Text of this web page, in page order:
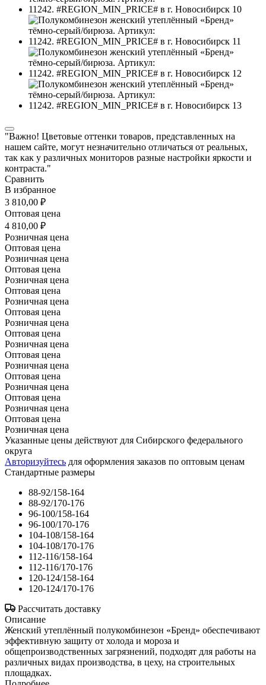
"Важно! Цветовые оттенки товаров, представленных на
нашем сайте, могут незначительно отличаться от реальных,
так как у различных мониторов разные настройки яркости и
контраста."
Сравнить
В избранное
3 810,00 ₽
Оптовая цена
4 810,00 ₽
Розничная цена
Оптовая цена
Розничная цена
Оптовая цена
Розничная цена
Оптовая цена
Розничная цена
Оптовая цена
Розничная цена
Оптовая цена
Розничная цена
Оптовая цена
Розничная цена
Оптовая цена
Розничная цена
Оптовая цена
Розничная цена
Оптовая цена
Розничная цена
Указанные цены действуют для Сибирского федерального
округа
Авторизуйтесь для оформления заказов по оптовым ценам
Стандартные размеры
88-92/158-164
88-92/170-176
96-100/158-164
96-100/170-176
104-108/158-164
104-108/170-176
112-116/158-164
112-116/170-176
120-124/158-164
120-124/170-176
Рассчитать доставку
Описание
Женский утеплённый полукомбинезон «Бренд» обеспечивают
эффективную защиту от холода и мороза и
общепроизводственных загрязнений, подходят для работы на
различных видах производства, в цеху, на строительных
площадках.